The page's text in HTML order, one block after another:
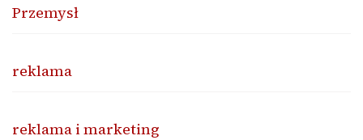
Przemysł
reklama
reklama i marketing